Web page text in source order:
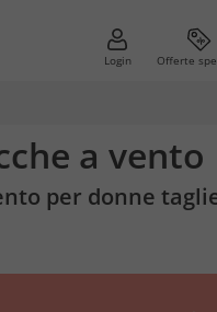
Login Offerte
a vento
per donne